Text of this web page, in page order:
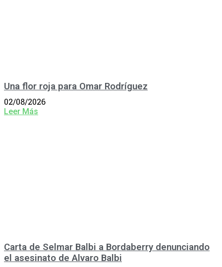
Una flor roja para Omar Rodríguez
02/08/2026
Leer Más
Carta de Selmar Balbi a Bordaberry denunciando
el asesinato de Alvaro Balbi